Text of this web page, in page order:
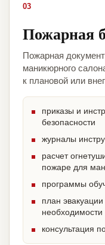
03
Пожарная
Пожарная
маникюрного
к плановой или
приказы и
безопасности
журналы
расчет
пожаре для
программы
план
необходимости
консультация